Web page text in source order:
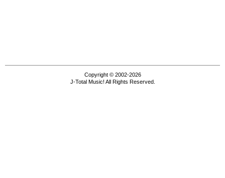
Copyright © 2002-2026
J-Total Music! All Rights Reserved.